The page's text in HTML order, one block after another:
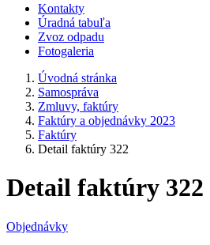
Kontakty
Úradná tabuľa
Zvoz odpadu
Fotogaleria
Úvodná stránka
Samospráva
Zmluvy, faktúry
Faktúry a objednávky 2023
Faktúry
Detail faktúry 322
Detail faktúry 322
Objednávky